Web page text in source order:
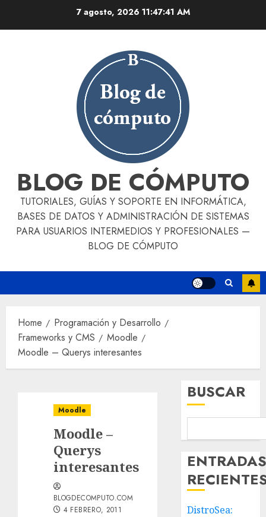
7 agosto, 2026 11:47:42 AM
BLOG DE CÓMPUTO
TUTORIALES, GUÍAS Y SOPORTE EN INFORMÁTICA,
BASES DE DATOS Y ADMINISTRACIÓN DE SISTEMAS
PARA USUARIOS INTERMEDIOS Y PROFESIONALES —
BLOG DE CÓMPUTO
Home
Programación y Desarrollo
Frameworks y CMS
Moodle
Moodle – Querys interesantes
Moodle
Moodle –
Querys
interesantes
BLOGDECOMPUTO.COM
4 FEBRERO, 2011
BUSCAR
DistroSea: